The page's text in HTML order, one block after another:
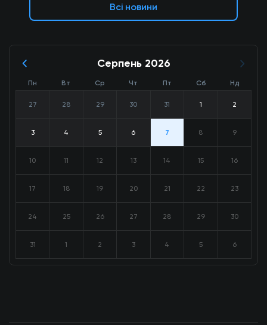
Всі новини
Серпень 2026
Пн Вт Ср Чт Пт Сб Нд
27 28 29 30 31 1 2
3 4 5 6 7 8 9
10 11 12 13 14 15 16
17 18 19 20 21 22 23
24 25 26 27 28 29 30
31 1 2 3 4 5 6